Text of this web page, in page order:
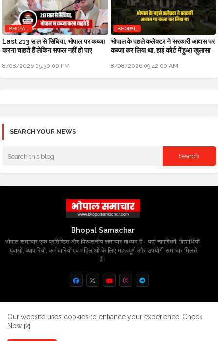
BHOPAL
Last 213 साल से सिंधिया, भोपाल पर कब्जा
करना चाहते हैं लेकिन सफल नहीं हो पाए
8/08/2026 05:30:00 PM
BHOPAL
भोपाल के पहले कलेक्टर ने सरकारी आवास पर
कब्जा कर लिया था, हाई कोर्ट में हुआ खुलासा
8/08/2026 09:42:00 AM
SEARCH YOUR NEWS
Bhopal Samachar
भोपाल समाचार एक प्रतिष्ठित और विश्वसनीय समाचार माध्यम है। यहां नागरिकों, विद्यार्थियों,
युवाओं, व्यापारियों, कर्मचारियों एवं महिलाओं के लिए महत्वपूर्ण और उपयोगी समाचार मिलते
हैं।
Home About Contact us
Privacy Policy
Our website uses cookies to enhance your experience. Check
Now